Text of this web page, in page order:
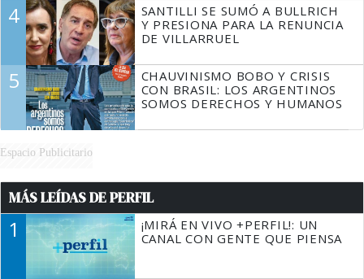
4
SANTILLI SE SUMÓ A BULLRICH
Y PRESIONA PARA LA RENUNCIA
DE VILLARRUEL
5
CHAUVINISMO BOBO Y CRISIS
CON BRASIL: LOS ARGENTINOS
SOMOS DERECHOS Y HUMANOS
Espacio Publicitario
MÁS LEÍDAS DE PERFIL
1
¡MIRÁ EN VIVO +PERFIL!: UN
CANAL CON GENTE QUE PIENSA